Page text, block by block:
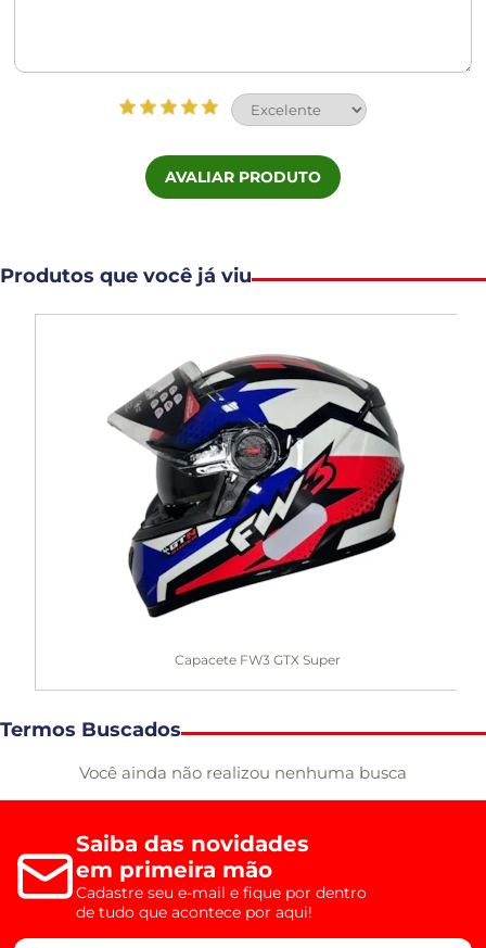
AVALIAR PRODUTO
Produtos que você já viu
Capacete FW3 GTX Super
Termos Buscados
Você ainda não realizou nenhuma busca
Saiba das novidades
em primeira mão
Cadastre seu e-mail e fique por dentro
de tudo que acontece por aqui!